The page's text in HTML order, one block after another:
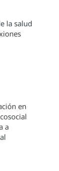
la salud
en
a